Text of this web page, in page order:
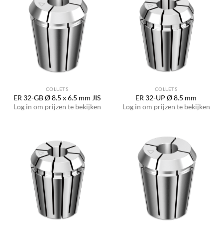
COLLETS
ER 32-GB Ø 8.5 x 6.5 mm JIS
Log in om prijzen te bekijken
COLLETS
ER 32-UP Ø 8.5 mm
Log in om prijzen te bekijken